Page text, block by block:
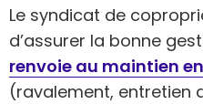
Le syndicat de
d’assurer la bonne
renvoie au maintien
(ravalement, entretien